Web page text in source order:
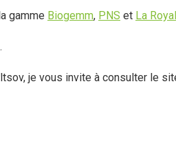
gamme Biogemm, PNS et La
je vous invite à consulter le